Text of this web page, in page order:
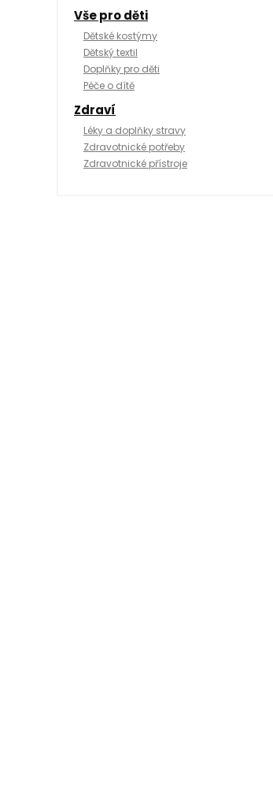
Vše pro děti
Dětské kostýmy
Dětský textil
Doplňky pro děti
Péče o dítě
Zdraví
Léky a doplňky stravy
Zdravotnické potřeby
Zdravotnické přístroje